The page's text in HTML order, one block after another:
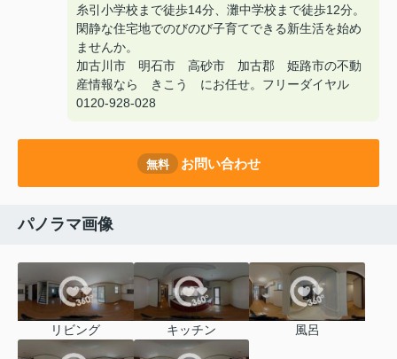
糸引小学校まで徒歩14分、灘中学校まで徒歩12分。
閑静な住宅地でのびのび子育てできる新生活を始め
ませんか。
加古川市 明石市 高砂市 加古郡 姫路市の不動
産情報なら きこう にお任せ。フリーダイヤル
0120-928-028
無料 お問い合わせ
パノラマ画像
リビング キッチン 風呂